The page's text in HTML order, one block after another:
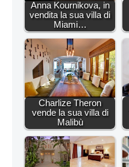
Anna Kournikova, in
vendita la sua villa di
Miami…
Charlize Theron
vende la sua villa di
Malibù